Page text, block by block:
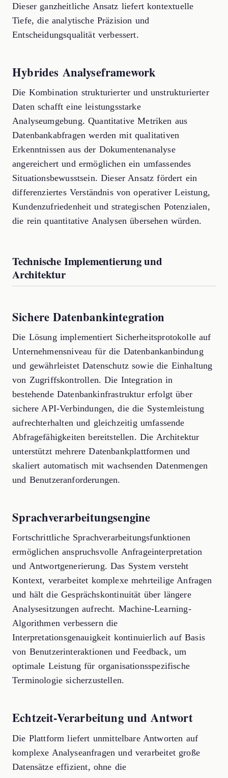
Dieser ganzheitliche Ansatz liefert kontextuelle
Tiefe, die analytische Präzision und
Entscheidungsqualität verbessert.
Hybrides Analyseframework
Die Kombination strukturierter und unstrukturierter
Daten schafft eine leistungsstarke
Analyseumgebung. Quantitative Metriken aus
Datenbankabfragen werden mit qualitativen
Erkenntnissen aus der Dokumentenanalyse
angereichert und ermöglichen ein umfassendes
Situationsbewusstsein. Dieser Ansatz fördert ein
differenziertes Verständnis von operativer Leistung,
Kundenzufriedenheit und strategischen Potenzialen,
die rein quantitative Analysen übersehen würden.
Technische Implementierung und
Architektur
Sichere Datenbankintegration
Die Lösung implementiert Sicherheitsprotokolle auf
Unternehmensniveau für die Datenbankanbindung
und gewährleistet Datenschutz sowie die Einhaltung
von Zugriffskontrollen. Die Integration in
bestehende Datenbankinfrastruktur erfolgt über
sichere API-Verbindungen, die die Systemleistung
aufrechterhalten und gleichzeitig umfassende
Abfragefähigkeiten bereitstellen. Die Architektur
unterstützt mehrere Datenbankplattformen und
skaliert automatisch mit wachsenden Datenmengen
und Benutzeranforderungen.
Sprachverarbeitungsengine
Fortschrittliche Sprachverarbeitungsfunktionen
ermöglichen anspruchsvolle Anfrageinterpretation
und Antwortgenerierung. Das System versteht
Kontext, verarbeitet komplexe mehrteilige Anfragen
und hält die Gesprächskontinuität über längere
Analysesitzungen aufrecht. Machine-Learning-
Algorithmen verbessern die
Interpretationsgenauigkeit kontinuierlich auf Basis
von Benutzerinteraktionen und Feedback, um
optimale Leistung für organisationsspezifische
Terminologie sicherzustellen.
Echtzeit-Verarbeitung und Antwort
Die Plattform liefert unmittelbare Antworten auf
komplexe Analyseanfragen und verarbeitet große
Datensätze effizient, ohne die